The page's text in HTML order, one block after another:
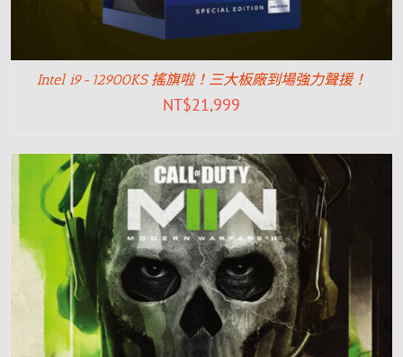
Intel i9-12900KS 搖旗啦！三大板廠到場強力聲援！
NT$21,999